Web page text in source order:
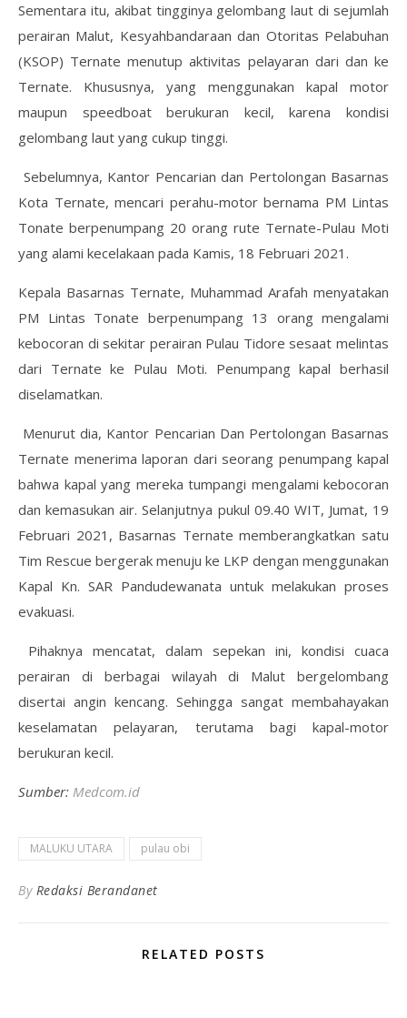
Sementara itu, akibat tingginya gelombang laut di sejumlah
perairan Malut, Kesyahbandaraan dan Otoritas Pelabuhan
(KSOP) Ternate menutup aktivitas pelayaran dari dan ke
Ternate. Khususnya, yang menggunakan kapal motor
maupun speedboat berukuran kecil, karena kondisi
gelombang laut yang cukup tinggi.
Sebelumnya, Kantor Pencarian dan Pertolongan Basarnas
Kota Ternate, mencari perahu-motor bernama PM Lintas
Tonate berpenumpang 20 orang rute Ternate-Pulau Moti
yang alami kecelakaan pada Kamis, 18 Februari 2021.
Kepala Basarnas Ternate, Muhammad Arafah menyatakan
PM Lintas Tonate berpenumpang 13 orang mengalami
kebocoran di sekitar perairan Pulau Tidore sesaat melintas
dari Ternate ke Pulau Moti. Penumpang kapal berhasil
diselamatkan.
Menurut dia, Kantor Pencarian Dan Pertolongan Basarnas
Ternate menerima laporan dari seorang penumpang kapal
bahwa kapal yang mereka tumpangi mengalami kebocoran
dan kemasukan air. Selanjutnya pukul 09.40 WIT, Jumat, 19
Februari 2021, Basarnas Ternate memberangkatkan satu
Tim Rescue bergerak menuju ke LKP dengan menggunakan
Kapal Kn. SAR Pandudewanata untuk melakukan proses
evakuasi.
Pihaknya mencatat, dalam sepekan ini, kondisi cuaca
perairan di berbagai wilayah di Malut bergelombang
disertai angin kencang. Sehingga sangat membahayakan
keselamatan pelayaran, terutama bagi kapal-motor
berukuran kecil.
Sumber: Medcom.id
MALUKU UTARA pulau obi
By Redaksi Berandanet
RELATED POSTS